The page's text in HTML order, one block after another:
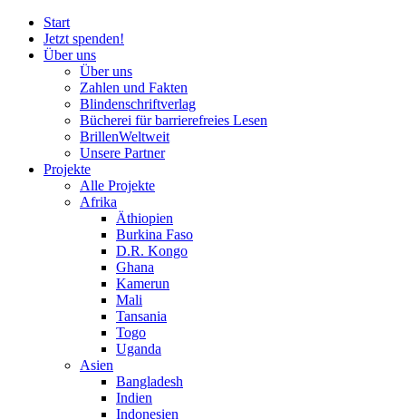
Start
Jetzt spenden!
Über uns
Über uns
Zahlen und Fakten
Blindenschriftverlag
Bücherei fürbarrierefreies Lesen
BrillenWeltweit
Unsere Partner
Projekte
Alle Projekte
Afrika
Äthiopien
Burkina Faso
D.R. Kongo
Ghana
Kamerun
Mali
Tansania
Togo
Uganda
Asien
Bangladesh
Indien
Indonesien